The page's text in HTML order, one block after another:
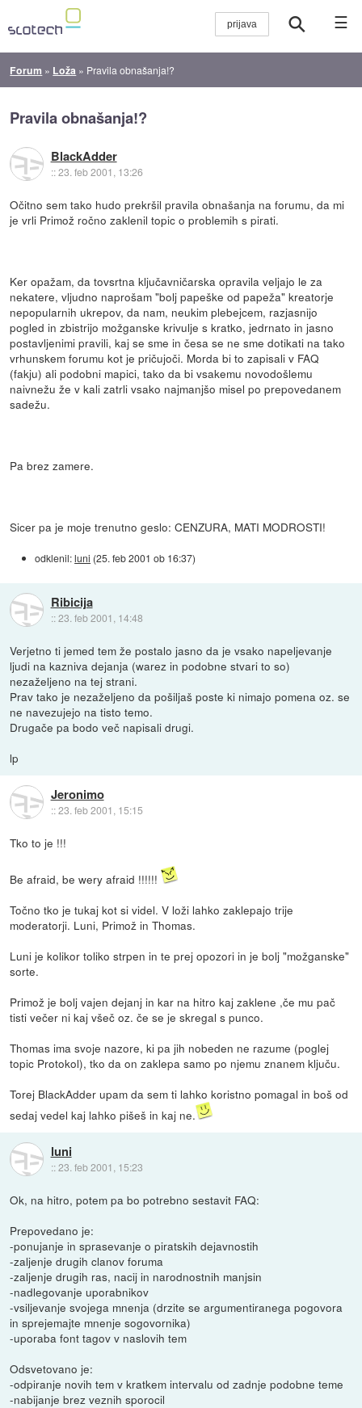
☰
Forum » Loža » Pravila obnašanja!?
Pravila obnašanja!?
BlackAdder
::23. feb 2001, 13:26
Očitno sem tako hudo prekršil pravila obnašanja na forumu, da mi
je vrli Primož ročno zaklenil topic o problemih s pirati.
Ker opažam, da tovsrtna ključavničarska opravila veljajo le za
nekatere, vljudno naprošam "bolj papeške od papeža" kreatorje
nepopularnih ukrepov, da nam, neukim plebejcem, razjasnijo
pogled in zbistrijo možganske krivulje s kratko, jedrnato in jasno
postavljenimi pravili, kaj se sme in česa se ne sme dotikati na tako
vrhunskem forumu kot je pričujoči. Morda bi to zapisali v FAQ
(fakju) ali podobni mapici, tako da bi vsakemu novodošlemu
naivnežu že v kali zatrli vsako najmanjšo misel po prepovedanem
sadežu.
Pa brez zamere.
Sicer pa je moje trenutno geslo: CENZURA, MATI MODROSTI!
odklenil:luni (25. feb 2001 ob 16:37)
Ribicija
::23. feb 2001, 14:48
Verjetno ti jemed tem že postalo jasno da je vsako napeljevanje
ljudi na kazniva dejanja (warez in podobne stvari to so)
nezaželjeno na tej strani.
Prav tako je nezaželjeno da pošiljaš poste ki nimajo pomena oz. se
ne navezujejo na tisto temo.
Drugače pa bodo več napisali drugi.
lp
Jeronimo
::23. feb 2001, 15:15
Tko to je !!!
Be afraid, be wery afraid !!!!!!
Točno tko je tukaj kot si videl. V loži lahko zaklepajo trije
moderatorji. Luni, Primož in Thomas.
Luni je kolikor toliko strpen in te prej opozori in je bolj "možganske"
sorte.
Primož je bolj vajen dejanj in kar na hitro kaj zaklene ,če mu pač
tisti večer ni kaj všeč oz. če se je skregal s punco.
Thomas ima svoje nazore, ki pa jih nobeden ne razume (poglej
topic Protokol), tko da on zaklepa samo po njemu znanem ključu.
Torej BlackAdder upam da sem ti lahko koristno pomagal in boš od
sedaj vedel kaj lahko pišeš in kaj ne.
luni
::23. feb 2001, 15:23
Ok, na hitro, potem pa bo potrebno sestavit FAQ:
Prepovedano je:
-ponujanje in sprasevanje o piratskih dejavnostih
-zaljenje drugih clanov foruma
-zaljenje drugih ras, nacij in narodnostnih manjsin
-nadlegovanje uporabnikov
-vsiljevanje svojega mnenja (drzite se argumentiranega pogovora
in sprejemajte mnenje sogovornika)
-uporaba font tagov v naslovih tem
Odsvetovano je:
-odpiranje novih tem v kratkem intervalu od zadnje podobne teme
-nabijanje brez veznih sporocil